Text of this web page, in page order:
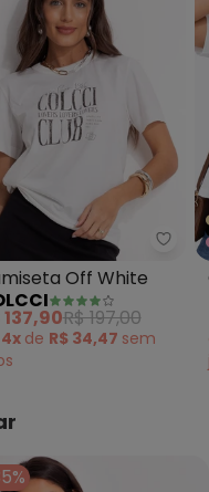
Off White
Off White
137,90R$ 197,00
4x de R$ 34,47 sem